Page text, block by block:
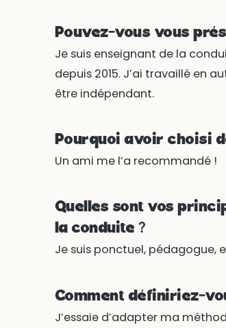
Pouvez-vous vous
Je suis enseignant de la
depuis 2015. J’ai travaillé en
être indépendant.
Pourquoi avoir choisi
Un ami me l’a recommandé !
Quelles sont vos
la conduite ?
Je suis ponctuel, pédagogue,
Comment définiriez-
J’essaie d’adapter ma